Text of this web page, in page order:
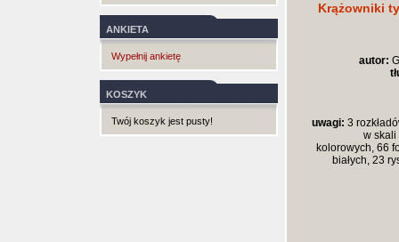
ANKIETA
Wypełnij ankietę
KOSZYK
Twój koszyk jest pusty!
Krążowniki
autor:
uwagi: 3
w skali
kolorowych, 66
białych, 23